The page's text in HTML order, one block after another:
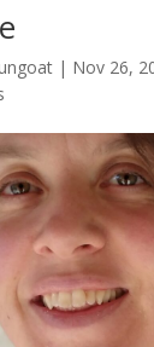
| Nov 26,